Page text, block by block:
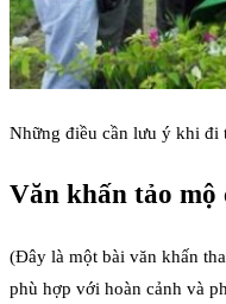
Những điều cần lưu ý khi đi
Văn khấn tảo mộ
(Đây là một bài văn khấn
phù hợp với hoàn cảnh và